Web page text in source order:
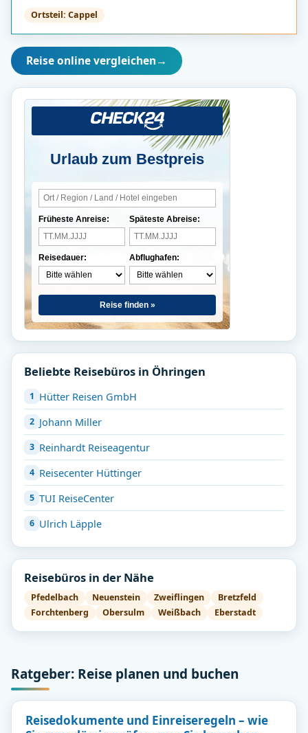
Ortsteil: Cappel
Reise online vergleichen→
Urlaub zum Bestpreis
Früheste Anreise:
Reisedauer:
Späteste Abreise:
Abflughafen:
Reise finden »
Beliebte Reisebüros in Öhringen
Hütter Reisen GmbH
Johann Miller
Reinhardt Reiseagentur
Reisecenter Hüttinger
TUI ReiseCenter
Ulrich Läpple
Reisebüros in der Nähe
Pfedelbach Neuenstein Zweiflingen
Bretzfeld
Forchtenberg
Obersulm Weißbach Eberstadt
Ratgeber: Reise planen und buchen
Reisedokumente und Einreiseregeln – wie